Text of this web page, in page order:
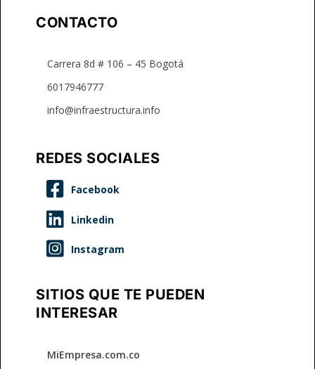
CONTACTO
Carrera 8d # 106 – 45 Bogotá
6017946777
info@infraestructura.info
REDES SOCIALES



SITIOS QUE TE PUEDEN
INTERESAR
MiEmpresa.com.co